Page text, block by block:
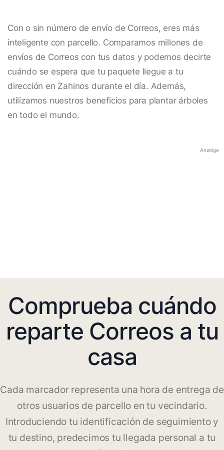
Con o sin número de envío de Correos, eres más
inteligente con parcello. Comparamos millones de
envíos de Correos con tus datos y podemos decirte
cuándo se espera que tu paquete llegue a tu
dirección en Zahinos durante el día. Además,
utilizamos nuestros beneficios para plantar árboles
en todo el mundo.
Anzeige
Comprueba cuándo
reparte Correos a tu
casa
Cada marcador representa una hora de entrega de
otros usuarios de parcello en tu vecindario.
Introduciendo tu identificación de seguimiento y
tu destino, predecimos tu llegada personal a tu